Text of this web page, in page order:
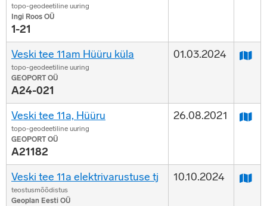
topo-geodeetiline uuring
Ingi Roos OÜ
1-21
Veski tee 11am Hüüru küla
topo-geodeetiline uuring
GEOPORT OÜ
A24-021
01.03.2024
Veski tee 11a, Hüüru
topo-geodeetiline uuring
GEOPORT OÜ
A21182
26.08.2021
Veski tee 11a elektrivarustuse tj
teostusmõõdistus
Geoplan Eesti OÜ
10.10.2024